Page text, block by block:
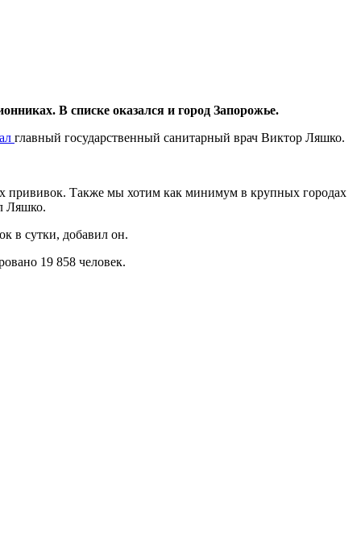
В списке оказался и город Запорожье.
главный государственный санитарный врач Виктор Ляшко.
прививок. Также мы хотим как минимум в крупных городах
Ляшко.
в сутки, добавил он.
19 858 человек.